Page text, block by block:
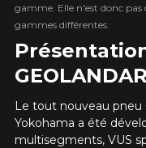
Le tout nouveau pneu
Yokohama a été
multisegments, VUS
gamme. Elle n'est donc
gammes différentes.
AJOUTER UN AVIS
Votre avis
Nom